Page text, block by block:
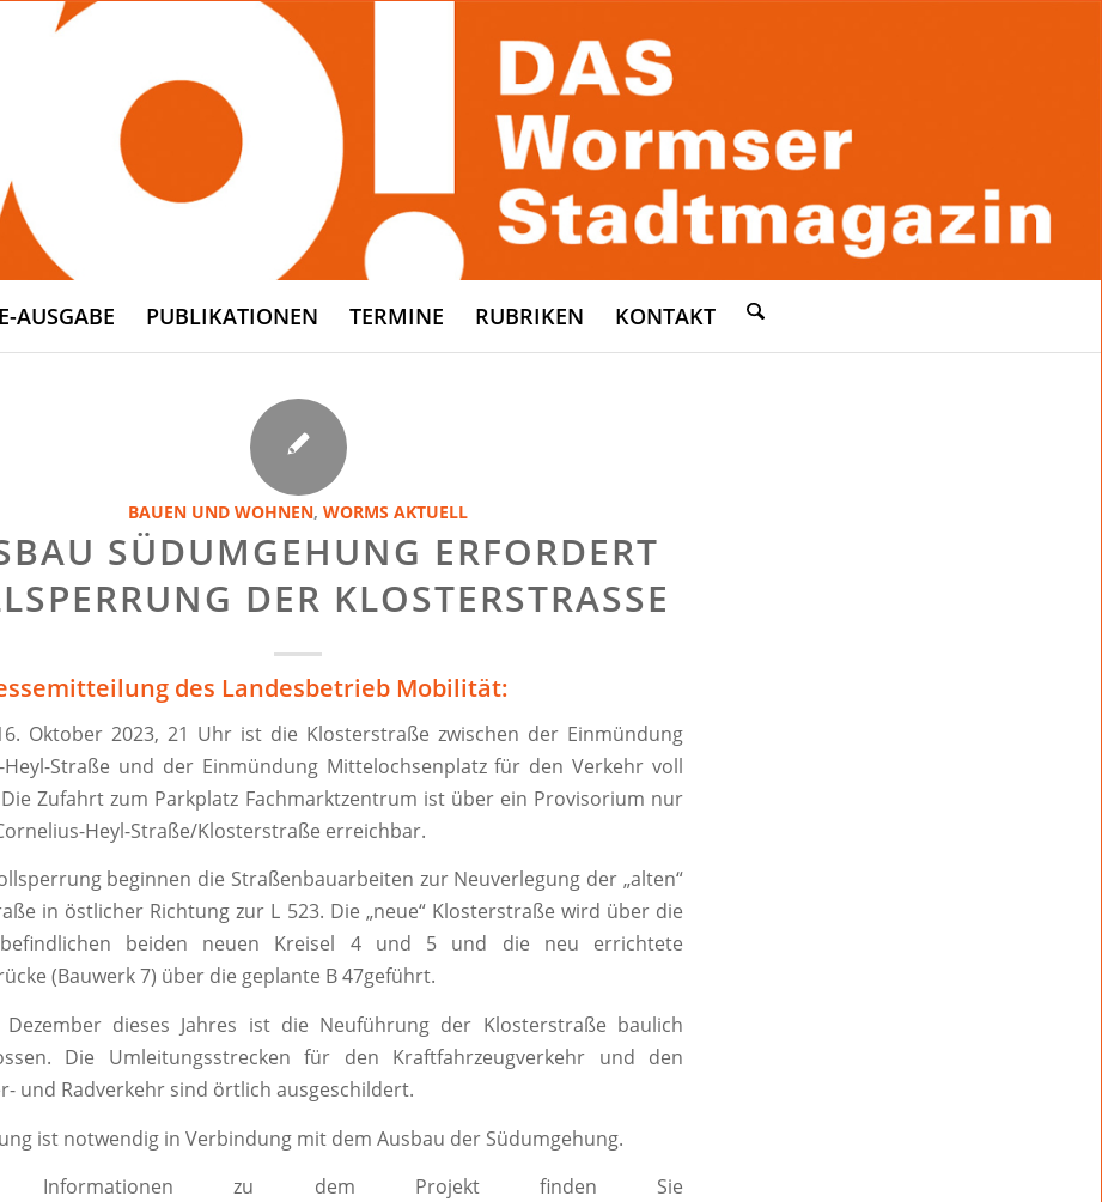
AUSGABE PUBLIKATIONEN TERMINE RUBRIKEN KONTAKT
BAUEN UND WOHNEN, WORMS AKTUELL
SÜDUMGEHUNG ERFORDERT
DER KLOSTERSTRASSE
des Landesbetrieb Mobilität:
Oktober 2023, 21 Uhr ist die Klosterstraße zwischen der Einmündung
Heyl-Straße und der Einmündung Mittelochsenplatz für den Verkehr voll
Zufahrt zum Parkplatz Fachmarktzentrum ist über ein Provisorium nur
Heyl-Straße/Klosterstraße erreichbar.
beginnen die Straßenbauarbeiten zur Neuverlegung der „alten“
in östlicher Richtung zur L 523. Die „neue“ Klosterstraße wird über die
beiden neuen Kreisel 4 und 5 und die neu errichtete
(Bauwerk 7) über die geplante B 47geführt.
dieses Jahres ist die Neuführung der Klosterstraße baulich
Die Umleitungsstrecken für den Kraftfahrzeugverkehr und den
und Radverkehr sind örtlich ausgeschildert.
ist notwendig in Verbindung mit dem Ausbau der Südumgehung.
Informationen zu dem Projekt finden Sie